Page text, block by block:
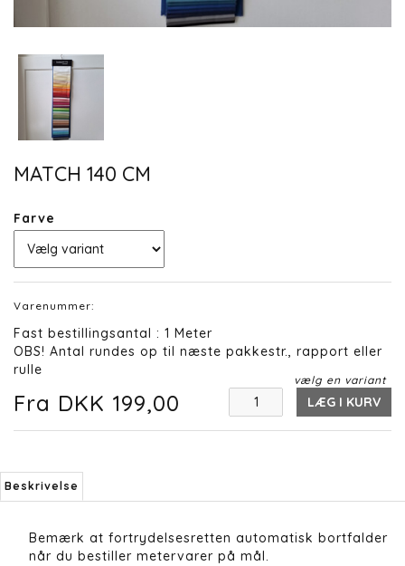
MATCH 140 CM
Farve
Varenummer:
Fast bestillingsantal : 1 Meter
OBS! Antal rundes op til næste pakkestr., rapport eller
rulle
Fra DKK 199,00 LÆG I KURV
vælg en variant
Beskrivelse
Bemærk at fortrydelsesretten automatisk bortfalder
når du bestiller metervarer på mål.